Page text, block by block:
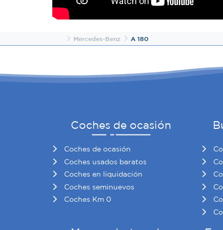
InicioMercedes-Benz A 180
Coches de ocasión
Coches de ocasión
Coches usados baratos
Coches en liquidación
Coches seminuevos
Coches Km 0